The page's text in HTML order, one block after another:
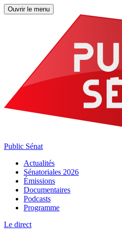
Ouvrir le menu
Public Sénat
Actualités
Sénatoriales 2026
Émissions
Documentaires
Podcasts
Programme
Le direct